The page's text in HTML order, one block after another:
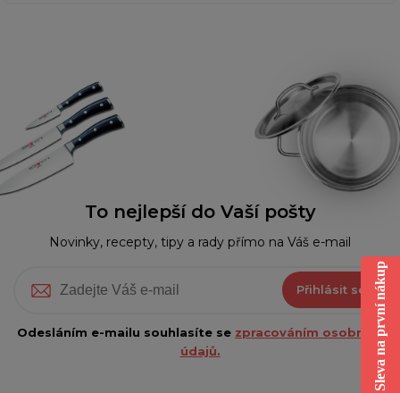
To nejlepší do Vaší pošty
Novinky, recepty, tipy a rady přímo na Váš e-mail
Přihlásit se
Odesláním e-mailu souhlasíte se zpracováním osobních
údajů.
Sleva na první nákup